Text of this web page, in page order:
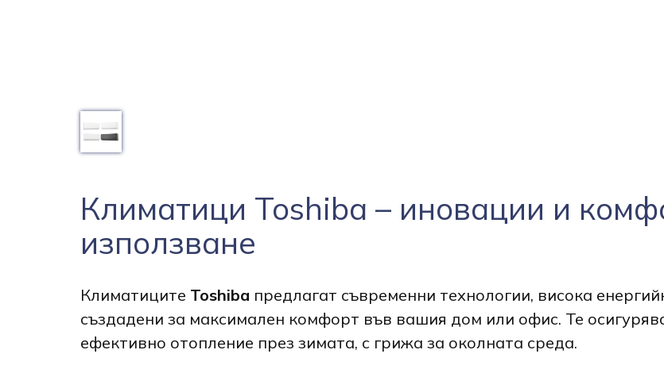
Климатици Toshiba – иновации и
използване
Климатиците Toshibaпредлагат съвременни технологии, висока
създадени за максимален комфорт във вашия дом или офис. Те
ефективно отопление през зимата, с грижа за околната среда.